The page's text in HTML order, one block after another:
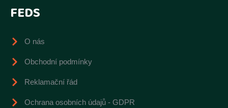
FEDS
O nás
Obchodní podmínky
Reklamační řád
Ochrana osobních údajů - GDPR